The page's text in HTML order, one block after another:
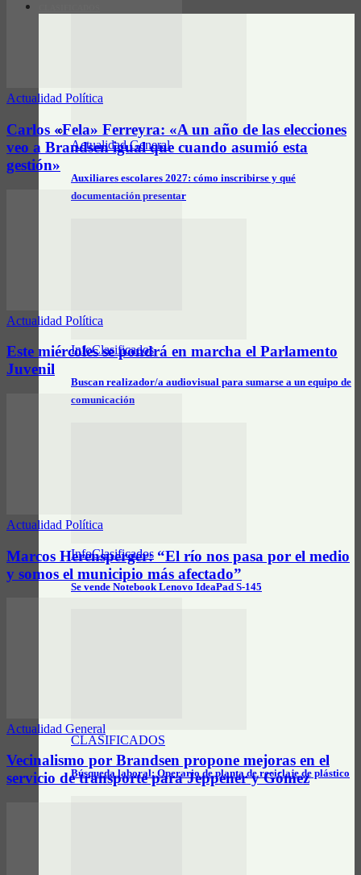
Actualidad General
Auxiliares escolares 2027: cómo inscribirse y qué
documentación presentar
InfoClasificados
Buscan realizador/a audiovisual para sumarse a un equipo de
comunicación
InfoClasificados
Se vende Notebook Lenovo IdeaPad S-145
CLASIFICADOS
Búsqueda laboral: Operario de planta de reciclaje de plástico
Actualidad Política
Carlos «Fela» Ferreyra: «A un año de las elecciones
veo a Brandsen igual que cuando asumió esta
gestión»
Actualidad Política
Este miércoles se pondrá en marcha el Parlamento
Juvenil
Actualidad Política
Marcos Herensperger: “El río nos pasa por el medio
y somos el municipio más afectado”
Actualidad General
Vecinalismo por Brandsen propone mejoras en el
servicio de transporte para Jeppener y Gómez